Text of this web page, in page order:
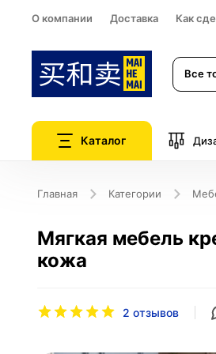
О компании Доставка Как
Все
Каталог
Главная Категории
Мягкая мебель
кожа
2 отзывов